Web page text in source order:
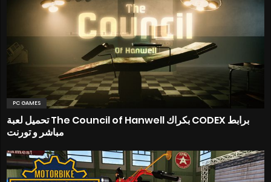
PC GAMES
تحميل لعبة The Council of Hanwell بكراك CODEX برابط
مباشر و تورنت